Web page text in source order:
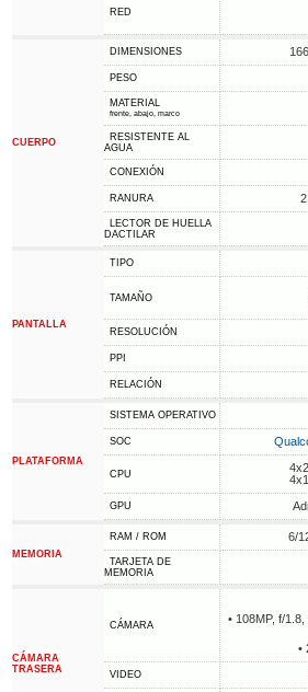
RED
CUERPO
DIMENSIONES
PESO
MATERIAL
frente, abajo, marco
RESISTENTE AL
AGUA
CONEXIÓN
RANURA
LECTOR DE HUELLA
DACTILAR
PANTALLA
TIPO
TAMAÑO
RESOLUCIÓN
PPI
RELACIÓN
PLATAFORMA
SISTEMA OPERATIVO
SOC
CPU
GPU
MEMORIA
RAM / ROM 6/
TARJETA DE
MEMORIA
CÁMARA
TRASERA
CÁMARA
• 108MP, f/
•
VIDEO